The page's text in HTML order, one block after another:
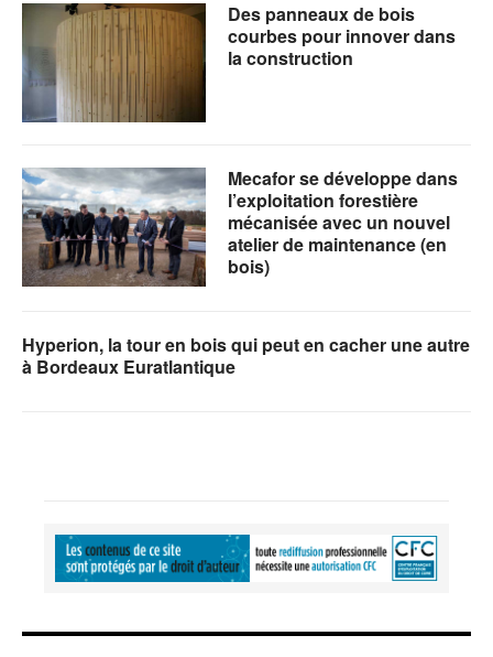
Des panneaux de bois
courbes pour innover dans
la construction
Mecafor se développe dans
l’exploitation forestière
mécanisée avec un nouvel
atelier de maintenance (en
bois)
Hyperion, la tour en bois qui peut en cacher une autre
à Bordeaux Euratlantique